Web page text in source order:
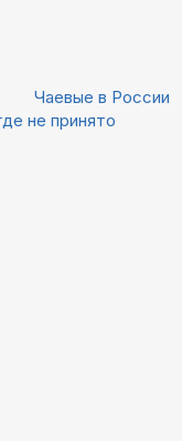
Чаевые в России
не принято